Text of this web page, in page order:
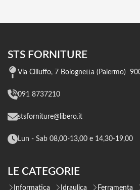
STS FORNITURE
Via Cilluffo, 7 Bolognetta (Palermo)
091 8737210
stsforniture@libero.it
Lun - Sab 08,00-13,00 e 14,30-19,00
LE CATEGORIE
Informatica Idraulica Ferramenta